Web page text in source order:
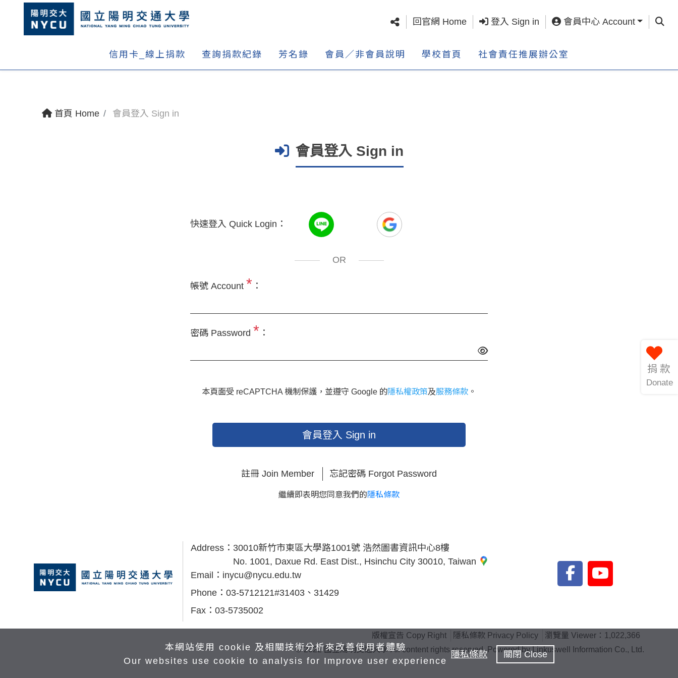
回官網 Home 登入 Sign in 會員中心 Account 查詢
信用卡_線上捐款 查詢捐款紀錄 芳名錄 會員／非會員說明 學校首頁 社會責任推展辦公室
首頁 Home 會員登入 Sign in
會員登入 Sign in
快速登入 Quick Login：
OR
帳號 Account * ：
密碼 Password * ：
本頁面受 reCAPTCHA 機制保護，並遵守 Google 的隱私權政策及服務條款 。
會員登入 Sign in
註冊 Join Member 忘記密碼 Forgot Password
繼續即表明您同意我們的隱私條款
Address： 30010新竹市東區大學路1001號 浩然圖書資訊中心8樓
No. 1001, Daxue Rd. East Dist., Hsinchu City 30010, Taiwan
Email： inycu@nycu.edu.tw
Phone： 03-5712121#31403、31429
Fax： 03-5735002
版權宣告 Copy Right 隱私條款 Privacy Policy
瀏覽量 Viewer：1,022,366
© 2022 國立陽明交通大學 All content rights reserved. Powered by Linkuswell Information Co., Ltd.
捐款
Donate
本網站使用 cookie 及相關技術分析來改善使用者體驗
Our websites use cookie to analysis for Improve user experience
隱私條款 關閉 Close